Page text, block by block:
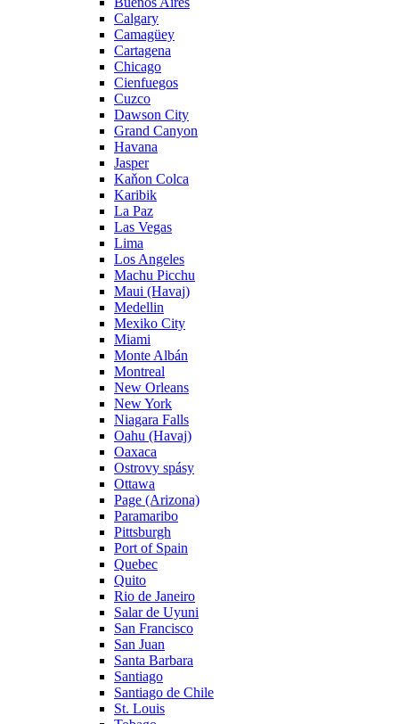
Calgary
Camagüey
Cartagena
Chicago
Cienfuegos
Cuzco
Dawson City
Grand Canyon
Havana
Jasper
Kaňon Colca
Karibik
La Paz
Las Vegas
Lima
Los Angeles
Machu Picchu
Maui (Havaj)
Medellin
Mexiko City
Miami
Monte Albán
Montreal
New Orleans
New York
Niagara Falls
Oahu (Havaj)
Oaxaca
Ostrovy spásy
Ottawa
Page (Arizona)
Paramaribo
Pittsburgh
Port of Spain
Quebec
Quito
Rio de Janeiro
Salar de Uyuni
San Francisco
San Juan
Santa Barbara
Santiago
Santiago de Chile
St. Louis